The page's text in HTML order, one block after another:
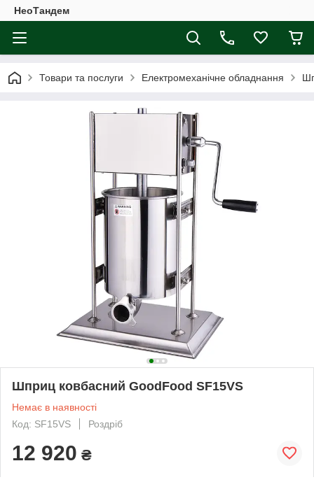
НеоТандем
Товари та послуги Електромеханічне обладнання
Шприц ковбасний GoodFood SF15VS
Немає в наявності
Код: SF15VS
Роздріб
12 920 ₴